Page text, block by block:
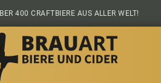
400 CRAFTBIERE AUS ALLER WELT!